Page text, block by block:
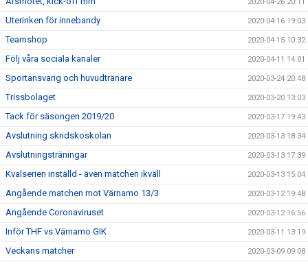
Uterinken för innebandy 2020-04-16 19:03
Teamshop 2020-04-15 10:32
Följ våra sociala kanaler 2020-04-11 14:01
Sportansvarig och huvudtränare 2020-03-24 20:48
Trissbolaget 2020-03-20 13:03
Tack för säsongen 2019/20 2020-03-17 19:43
Avslutning skridskoskolan 2020-03-13 18:34
Avslutningsträningar 2020-03-13 17:39
Kvalserien inställd - även matchen ikväll 2020-03-13 15:04
Angående matchen mot Värnamo 13/3 2020-03-12 19:48
Angående Coronaviruset 2020-03-12 16:56
Inför THF vs Värnamo GIK 2020-03-11 13:19
Veckans matcher 2020-03-09 09:08